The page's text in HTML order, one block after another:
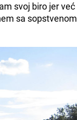
svoj biro jer već
sa sopstvenom